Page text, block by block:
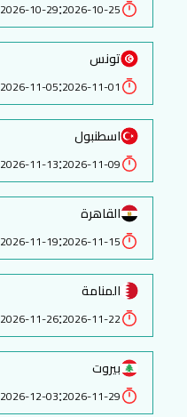
2026-10-25
:
2026-10-29
تونس
2026-11-01
:
2026-11-05
اسطنبول
2026-11-09
:
2026-11-13
القاهرة
2026-11-15
:
2026-11-19
المنامة
2026-11-22
:
2026-11-26
بيروت
2026-11-29
:
2026-12-03